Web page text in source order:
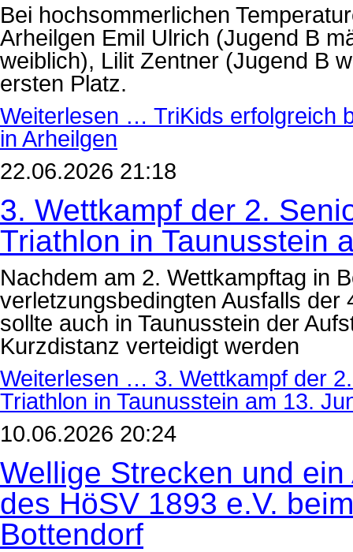
Bei hochsommerlichen
Arheilgen Emil Ulrich (Jugend B
weiblich), Lilit Zentner (Jugend B
ersten Platz.
Weiterlesen … TriKids erfolgreich
in Arheilgen
22.06.2026 21:18
3. Wettkampf der 2.
Triathlon in Taunusstein
Nachdem am 2. Wettkampftag in
verletzungsbedingten Ausfalls der
sollte auch in Taunusstein der
Kurzdistanz verteidigt werden
Weiterlesen … 3. Wettkampf der
Triathlon in Taunusstein am 13.
10.06.2026 20:24
Wellige Strecken und
des HöSV 1893 e.V.
Bottendorf